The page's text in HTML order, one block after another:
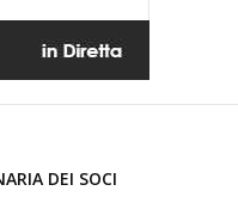
DEI SOCI